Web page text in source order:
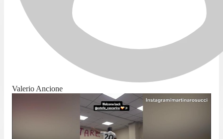
Valerio Ancione